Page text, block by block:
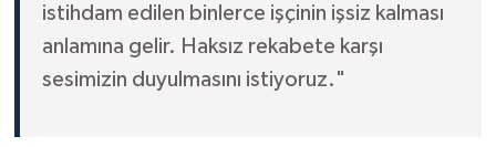
istihdam edilen binlerce işçinin işsiz kalması
anlamına gelir. Haksız rekabete karşı
sesimizin duyulmasını istiyoruz."